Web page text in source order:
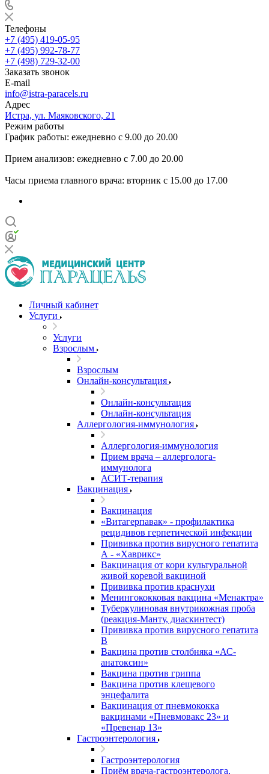
Телефоны
+7 (495) 419-05-95
+7 (495) 992-78-77
+7 (498) 729-32-00
Заказать звонок
E-mail
info@istra-paracels.ru
Адрес
Истра, ул. Маяковского, 21
Режим работы
График работы: ежедневно с 9.00 до 20.00
Прием анализов: ежедневно с 7.00 до 20.00
Часы приема главного врача: вторник с 15.00 до 17.00
Личный кабинет
Услуги
Услуги
Взрослым
Взрослым
Онлайн-консультация
Онлайн-консультация
Онлайн-консультация
Аллергология-иммунология
Аллергология-иммунология
Прием врача – аллерголога-
иммунолога
АСИТ-терапия
Вакцинация
Вакцинация
«Витагерпавак» - профилактика
рецидивов герпетической инфекции
Прививка против вирусного гепатита
А - «Хаврикс»
Вакцинация от кори культуральной
живой коревой вакциной
Прививка против краснухи
Менингококковая вакцина «Менактра»
Туберкулиновая внутрикожная проба
(реакция-Манту, диаскинтест)
Прививка против вирусного гепатита
В
Вакцина против столбняка «АС-
анатоксин»
Вакцина против гриппа
Вакцина против клещевого
энцефалита
Вакцинация от пневмококка
вакцинами «Пневмовакс 23» и
«Превенар 13»
Гастроэнтерология
Гастроэнтерология
Приём врача-гастроэнтеролога,